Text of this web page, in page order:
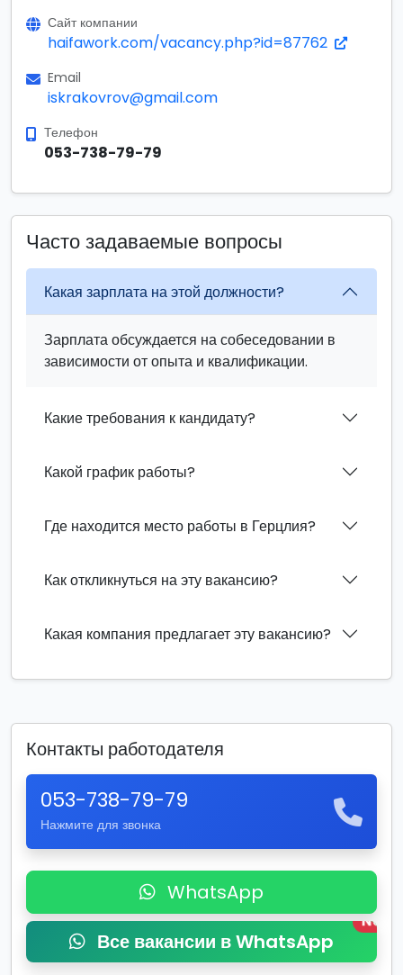
Сайт компании
haifawork.com/vacancy.php?id=87762
Email
iskrakovrov@gmail.com
Телефон
053-738-79-79
Часто задаваемые вопросы
Какая зарплата на этой должности?
Зарплата обсуждается на собеседовании в
зависимости от опыта и квалификации.
Какие требования к кандидату?
Какой график работы?
Где находится место работы в Герцлия?
Как откликнуться на эту вакансию?
Какая компания предлагает эту вакансию?
Контакты работодателя
053-738-79-79
Нажмите для звонка
WhatsApp
Все вакансии в WhatsApp
New